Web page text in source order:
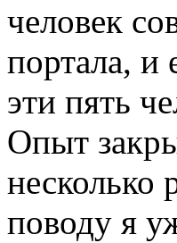
человек
портала, и
эти пять
Опыт
несколько
поводу я